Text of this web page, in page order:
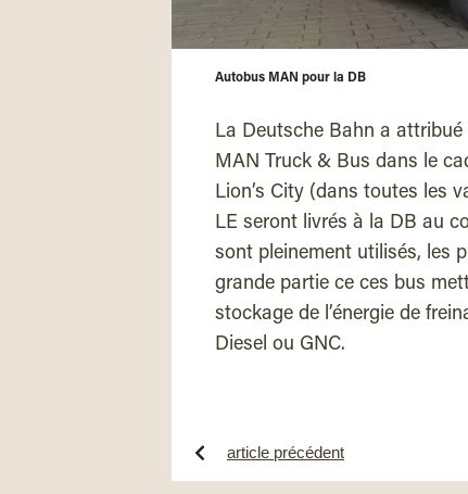
Autobus MAN pour la DB
La Deutsche Bahn a
MAN Truck & Bus dans le
Lion’s City (dans toutes les
LE seront livrés à la DB au
sont pleinement utilisés, les
grande partie ce ces bus
stockage de l’énergie de
Diesel ou GNC.
article précédent